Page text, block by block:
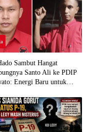
Sambut Hangat
Santo Ali ke PDIP
Energi Baru untuk